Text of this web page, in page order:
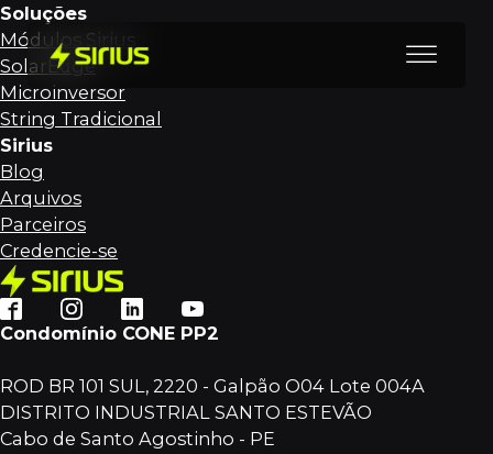
Condomínio CONE PP2
ROD BR 101 SUL, 2220 - Galpão O04 Lote 004A
DISTRITO INDUSTRIAL SANTO ESTEVÃO
Cabo de Santo Agostinho - PE
Sirius
Blog
Arquivos
Parceiros
Credencie-se
Soluções
Módulos Sirius
SolarEdge
Microinversor
String Tradicional